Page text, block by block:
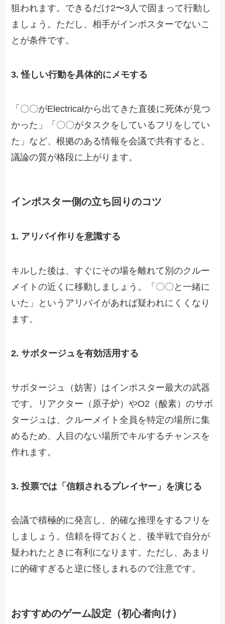
狙われます。できるだけ2〜3人で固まって行動し
ましょう。ただし、相手がインポスターでないこ
とが条件です。
3. 怪しい行動を具体的にメモする
「〇〇がElectricalから出てきた直後に死体が見つ
かった」「〇〇がタスクをしているフリをしてい
た」など、根拠のある情報を会議で共有すると、
議論の質が格段に上がります。
インポスター側の立ち回りのコツ
1. アリバイ作りを意識する
キルした後は、すぐにその場を離れて別のクルー
メイトの近くに移動しましょう。「〇〇と一緒に
いた」というアリバイがあれば疑われにくくなり
ます。
2. サボタージュを有効活用する
サボタージュ（妨害）はインポスター最大の武器
です。リアクター（原子炉）やO2（酸素）のサボ
タージュは、クルーメイト全員を特定の場所に集
めるため、人目のない場所でキルするチャンスを
作れます。
3. 投票では「信頼されるプレイヤー」を演じる
会議で積極的に発言し、的確な推理をするフリを
しましょう。信頼を得ておくと、後半戦で自分が
疑われたときに有利になります。ただし、あまり
に的確すぎると逆に怪しまれるので注意です。
おすすめのゲーム設定（初心者向け）